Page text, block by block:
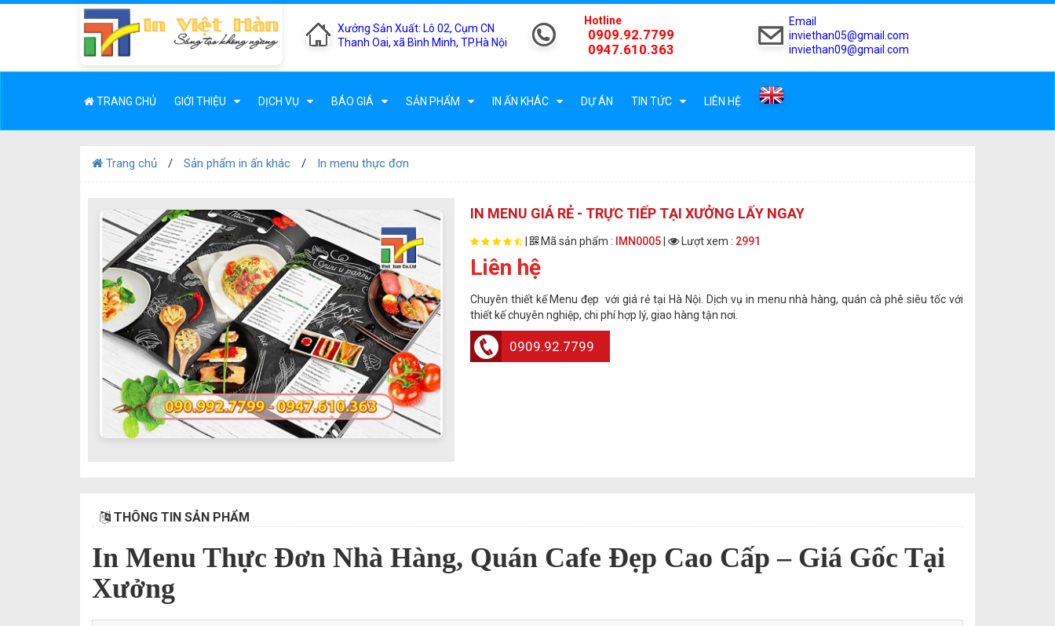
Xưởng Sản Xuất: Lô 02, Cụm CN
Thanh Oai, xã Bình Minh, TP.Hà Nội
Hotline
0909.92.7799
0947.610.363
Email
inviethan05@gmail.com
inviethan09@gmail.com
TRANG CHỦ GIỚI THIỆU DỊCH VỤ BÁO GIÁ SẢN PHẨM IN ẤN KHÁC DỰ ÁN TIN TỨC LIÊN HỆ
Trang chủ Sản phẩm in ấn khác In menu thực đơn
IN MENU GIÁ RẺ - TRỰC TIẾP TẠI XƯỞNG LẤY NGAY
Mã sản phẩm : IMN0005 Lượt xem : 2991
Liên hệ
Chuyên thiết kế Menu đẹp với giá rẻ tại Hà Nội. Dịch vụ in menu nhà hàng, quán cà phê siêu tốc với
thiết kế chuyên nghiệp, chi phí hợp lý, giao hàng tận nơi.
0909.92.7799
THÔNG TIN SẢN PHẨM
In Menu Thực Đơn Nhà Hàng, Quán Cafe Đẹp Cao Cấp – Giá Gốc Tại
Xưởng